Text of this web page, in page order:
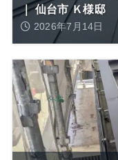
｜ 仙台市 Ｋ様邸
2026年7月14日